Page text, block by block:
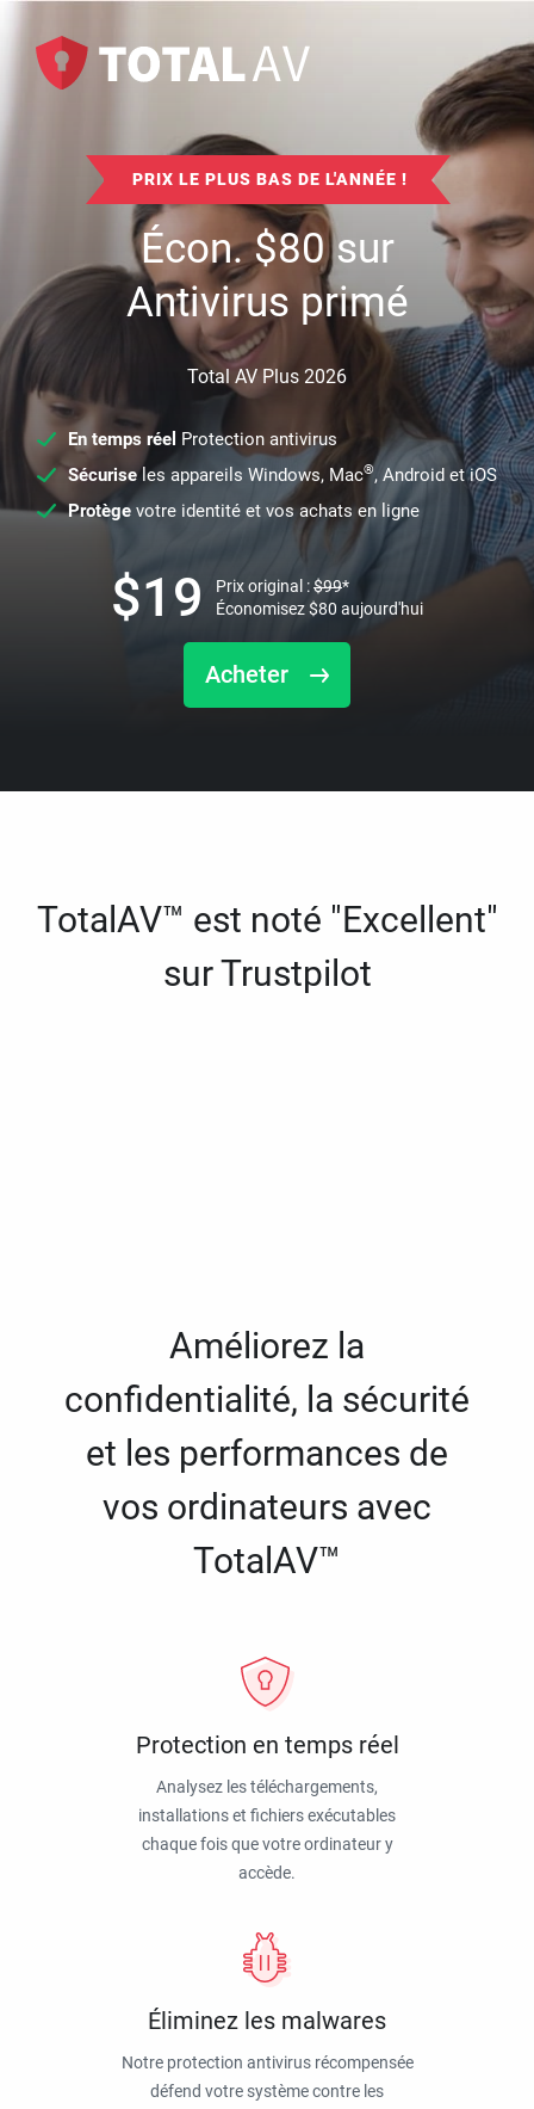
PRIX LE PLUS BAS DE L'ANNÉE !
Écon.$80sur
Antivirus primé
Total AV Plus 2026
En temps réel Protection antivirus
Sécuriseles appareils Windows, Mac®, Android et iOS
Protège votre identité et vos achats en ligne
Acheter
$19 Prix original :$99*
Économisez$80 aujourd'hui
TotalAV™ est noté "Excellent"
sur Trustpilot
Améliorez la
confidentialité, la sécurité
et les performances de
vos ordinateurs avec
TotalAV™
Protection en temps réel
Analysez les téléchargements,
installations et fichiers exécutables
chaque fois que votre ordinateur y
accède.
Éliminez les malwares
Notre protection antivirus récompensée
défend votre système contre les